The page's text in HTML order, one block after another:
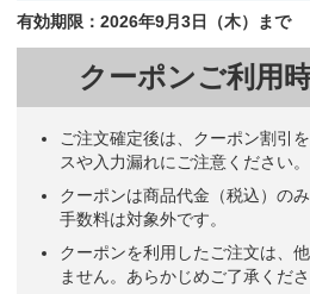
有効期限：2026年9月3日（木）まで
クーポンご利用
ご注文確定後は、クーポン割引
スや入力漏れにご注意ください。
クーポンは商品代金（税込）の
手数料は対象外です。
クーポンを利用したご注文は、
ません。あらかじめご了承くださ